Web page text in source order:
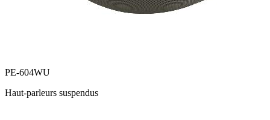
PE-604WU
Haut-parleurs suspendus